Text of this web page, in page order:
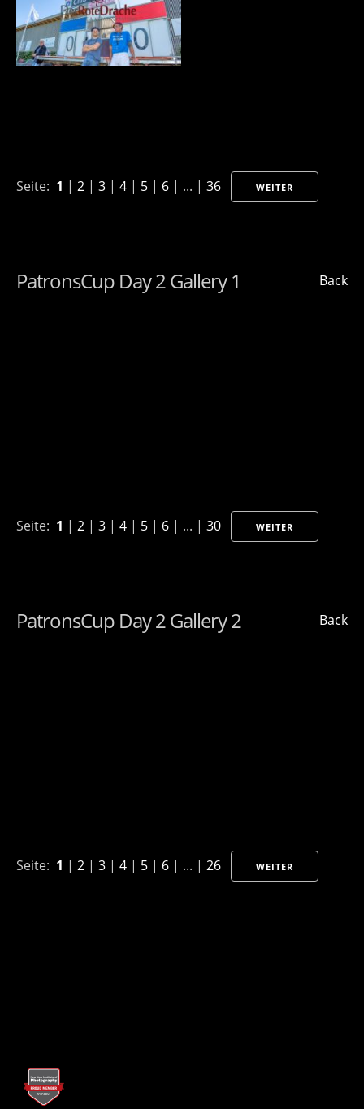
Seite: 1 | 2 | 3 | 4 | 5 | 6 | ... | 36 WEITER
Back
PatronsCup Day 2 Gallery 1
Seite: 1 | 2 | 3 | 4 | 5 | 6 | ... | 30 WEITER
Back
PatronsCup Day 2 Gallery 2
Seite: 1 | 2 | 3 | 4 | 5 | 6 | ... | 26 WEITER